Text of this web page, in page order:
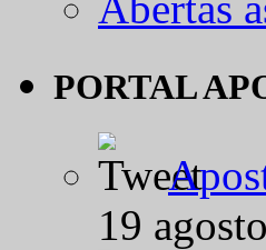
PORTAL
19